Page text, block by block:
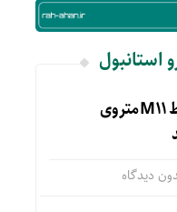
استانبول
بخش نهایی خط M11 متروی
دیدگاه